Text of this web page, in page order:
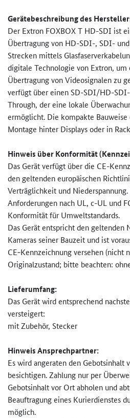
Gerätebeschreibung des
Der Extron FOXBOX T HD-SDI ist
Übertragung von HD-SDI-, SDI-
Strecken mittels
digitale Technologie von Extron,
Übertragung von Videosignalen zu
verfügt über einen SD-SDI/HD-
Through, der eine lokale
ermöglicht. Die kompakte
Montage hinter Displays oder in
Hinweis über Konformität
Das Gerät verfügt über die CE-
den geltenden europäischen
Verträglichkeit und
Anforderungen nach UL, c-UL und
Konformität für Umweltstandards.
Das Gerät entspricht den geltenden
Kameras seiner Bauzeit und ist
CE‑Kennzeichnung versehen (nicht
Originalzustand; bitte beachten:
Lieferumfang:
Das Gerät wird entsprechend
versteigert:
mit Zubehör, Stecker
Hinweis Ansprechpartner:
Es wird angeraten den Gebotsinhalt
besichtigen. Zahlung nur per
Gebotsinhalt vor Ort abholen und
Beauftragung eines Kurierdienstes
möglich.